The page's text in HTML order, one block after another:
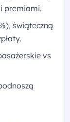
premiami.
świąteczną
vs